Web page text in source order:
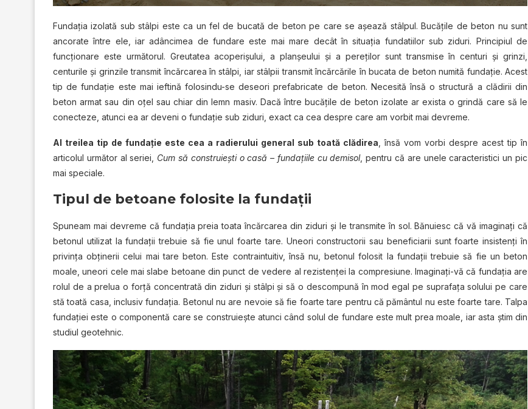
Fundația izolată sub stâlpi este ca un fel de bucată de beton pe care se așează stâlpul. Bucățile de beton nu sunt
ancorate între ele, iar adâncimea de fundare este mai mare decât în situația fundatiilor sub ziduri. Principiul de
funcționare este următorul. Greutatea acoperișului, a planșeului și a pereților sunt transmise în centuri și grinzi,
centurile și grinzile transmit încărcarea în stâlpi, iar stâlpii transmit încărcările în bucata de beton numită fundație. Acest
tip de fundație este mai ieftină folosindu-se deseori prefabricate de beton. Necesită însă o structură a clădirii din
beton armat sau din oțel sau chiar din lemn masiv. Dacă între bucățile de beton izolate ar exista o grindă care să le
conecteze, atunci ea ar deveni o fundație sub ziduri, exact ca cea despre care am vorbit mai devreme.
Al treilea tip de fundație este cea a radierului general sub toată clădirea , însă vom vorbi despre acest tip în
articolul următor al seriei, Cum să construiești o casă – fundațiile cu demisol, pentru că are unele caracteristici un pic
mai speciale.
Tipul de betoane folosite la fundații
Spuneam mai devreme că fundația preia toata încărcarea din ziduri și le transmite în sol. Bănuiesc că vă imaginați că
betonul utilizat la fundații trebuie să fie unul foarte tare. Uneori constructorii sau beneficiarii sunt foarte insistenți în
privința obținerii celui mai tare beton. Este contraintuitiv, însă nu, betonul folosit la fundații trebuie să fie un beton
moale, uneori cele mai slabe betoane din punct de vedere al rezistenței la compresiune. Imaginați-vă că fundația are
rolul de a prelua o forță concentrată din ziduri și stâlpi și să o descompună în mod egal pe suprafața solului pe care
stă toată casa, inclusiv fundația. Betonul nu are nevoie să fie foarte tare pentru că pământul nu este foarte tare. Talpa
fundației este o componentă care se construiește atunci când solul de fundare este mult prea moale, iar asta știm din
studiul geotehnic.